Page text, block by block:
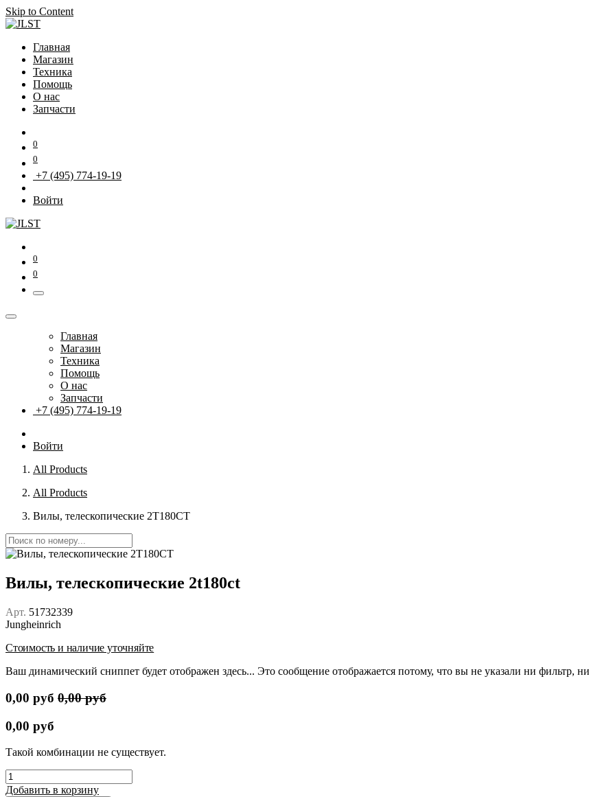
Skip to Content
Главная
Магазин
Техника
Помощь
О нас
Запчасти
0
0
+7 (495) 774-19-19
Войти
0
0
Главная
Магазин
Техника
Помощь
О нас
Запчасти
+7 (495) 774-19-19
Войти
All Products
All Products
Вилы, телескопические 2T180CT
Вилы, телескопические 2t180ct
Арт. 51732339
Jungheinrich
Стоимость и наличие уточняйте
Ваш динамический сниппет будет отображен здесь... Это сообщение отображается потому, что вы не указали ни фильтр,
0,00 руб 0,00руб
0,00 руб
Такой комбинации не существует.
Добавить в корзину